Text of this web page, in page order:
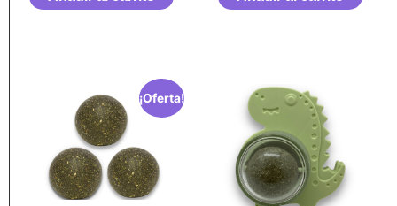
¡Oferta!